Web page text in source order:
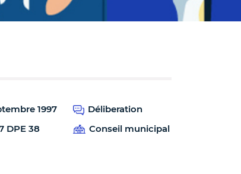
1997
Déliberation
DPE 38
Conseil municipal